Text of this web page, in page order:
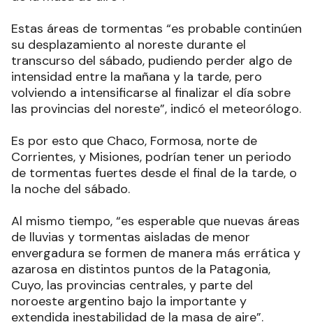
Estas áreas de tormentas “es probable continúen
su desplazamiento al noreste durante el
transcurso del sábado, pudiendo perder algo de
intensidad entre la mañana y la tarde, pero
volviendo a intensificarse al finalizar el día sobre
las provincias del noreste”, indicó el meteorólogo.
Es por esto que Chaco, Formosa, norte de
Corrientes, y Misiones, podrían tener un periodo
de tormentas fuertes desde el final de la tarde, o
la noche del sábado.
Al mismo tiempo, “es esperable que nuevas áreas
de lluvias y tormentas aisladas de menor
envergadura se formen de manera más errática y
azarosa en distintos puntos de la Patagonia,
Cuyo, las provincias centrales, y parte del
noroeste argentino bajo la importante y
extendida inestabilidad de la masa de aire”.